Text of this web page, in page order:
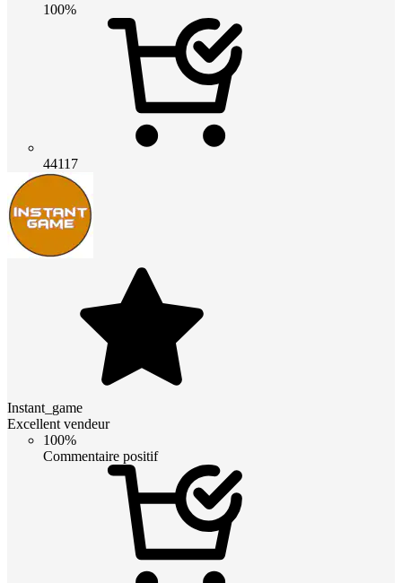
100%
44117
Instant_game
Excellent vendeur
100%
Commentaire positif